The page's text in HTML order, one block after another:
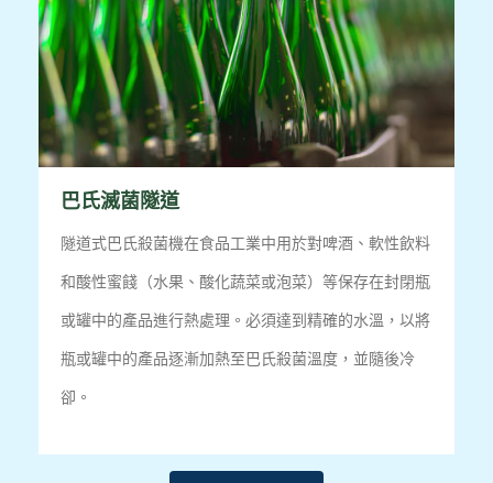
巴氏滅菌隧道
隧道式巴氏殺菌機在食品工業中用於對啤酒、軟性飲料
和酸性蜜餞（水果、酸化蔬菜或泡菜）等保存在封閉瓶
或罐中的產品進行熱處理。 必須達到精確的水溫，以將
瓶或罐中的產品逐漸加熱至巴氏殺菌溫度，並隨後冷
卻。